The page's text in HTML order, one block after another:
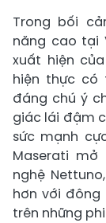
Trong bối
năng cao tại
xuất hiện
hiện thực có
đáng chú ý
giác lái đậm
sức mạnh
Maserati
nghệ
hơn với
trên những